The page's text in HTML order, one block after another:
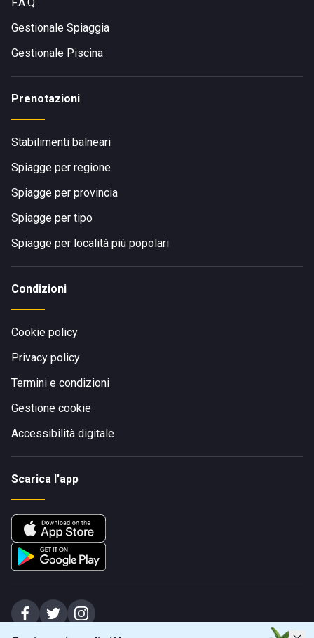
Gestionale Spiaggia
Gestionale Piscina
Prenotazioni
Stabilimenti balneari
Spiagge per regione
Spiagge per provincia
Spiagge per tipo
Spiagge per località più popolari
Condizioni
Cookie policy
Privacy policy
Termini e condizioni
Gestione cookie
Accessibilità digitale
Scarica l'app